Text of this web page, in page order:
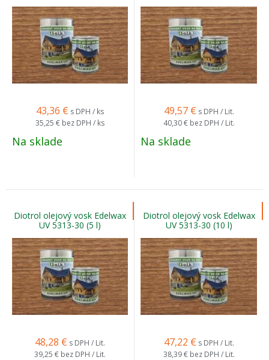
43,36 € s DPH / ks
35,25 € bez DPH / ks
Na sklade
49,57 € s DPH / Lit.
40,30 € bez DPH / Lit.
Na sklade
Diotrol olejový vosk Edelwax
UV 5313-30 (5 l)
48,28 € s DPH / Lit.
39,25 € bez DPH / Lit.
Diotrol olejový vosk Edelwax
UV 5313-30 (10 l)
47,22 € s DPH / Lit.
38,39 € bez DPH / Lit.